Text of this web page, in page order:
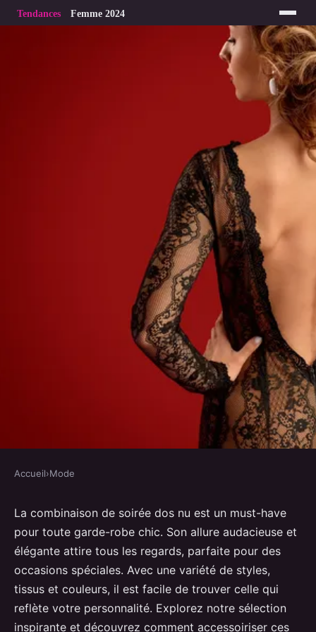
La magnifique combinaison de
soirée dos nu à adopter
Giulia•6 février 2025•4 min de lecture
Accueil›Mode
La combinaison de soirée dos nu est un must-have
pour toute garde-robe chic. Son allure audacieuse et
élégante attire tous les regards, parfaite pour des
occasions spéciales. Avec une variété de styles,
tissus et couleurs, il est facile de trouver celle qui
reflète votre personnalité. Explorez notre sélection
inspirante et découvrez comment accessoiriser ces